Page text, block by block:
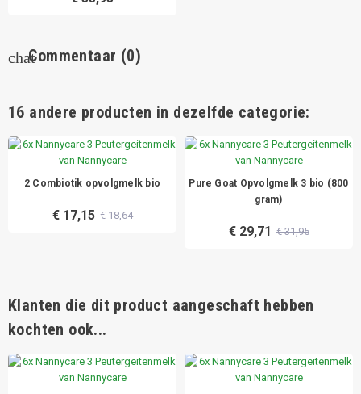
chatCommentaar (0)
16 andere producten in dezelfde categorie:
2 Combiotik opvolgmelk bio
€ 17,15 € 18,64
Pure Goat Opvolgmelk 3 bio (800
gram)
€ 29,71 € 31,95
Klanten die dit product aangeschaft hebben
kochten ook...